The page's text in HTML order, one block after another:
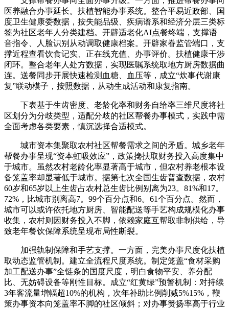
医养融合办事延长。扶植智能办事系统。整合平易近政部、国
度卫生健康委数据，按失能品级、疾病谱系和经济分层三类标
签为社区老年人分类建档。开辟适老化AI点餐终端，支撑语
音指令、人脸识别从动调取健康档案。开辟家眷监管端口，支
撑近程查看饮食记实、正在线充值、办事评价。扶植健康干涉
闭环。整合老年人处方数据，实现医嘱系统取地方厨房数据曲
连。送餐同步开展快速检测血糖、血压等，成立“炊事代谢康
复”联动模子，按照数据，从动生成活动和康复指南。
下表基于生齿密度、老龄化率和财务自给率三维尺度将社
区划分为分歧类型，适配分歧的社区帮餐办事模式，实践中需
全面考虑各类要素，慎沉选择合适模式。
城市资本集聚取农村社区帮餐需求之间的矛盾。城乡老年
帮餐办事呈现“资本虹吸效应”，政策搀扶取财务投入高度集中
于城市。虽然农村老龄化率显著高于城市，但农村养老根本设
备笼盖率却显著低于城市。据第七次全国生齿普查数据，农村
60岁和65岁以上生齿占农村总生齿比例别离为23。81%和17。
72%，比城市别离高7。99个百分点和6。61个百分点。然而，
城市可以或许依托地方厨房、智能配送等手艺构成规模化办事
收集，农村则因财务投入不脚，依赖家庭互帮取非制供给，导
致老年餐饮保障系统呈现布局性断裂。
加强轨制保障和手艺支撑。一方面，完美办事尺度化扶植
取动态监管机制。建立全流程尺度系统。制定笼盖“食材采购
加工配送办事”全链条的国度尺度，明白食物平安、养分配
比、无妨碍设备等刚性目标。成立“红黄绿”预警机制：对持续
3年客流量增幅超10%的机构，次年补助比例削减5%15%，鞭
策办事资本向笼盖率不脚的社区倾斜；对办事赞扬率高于行业